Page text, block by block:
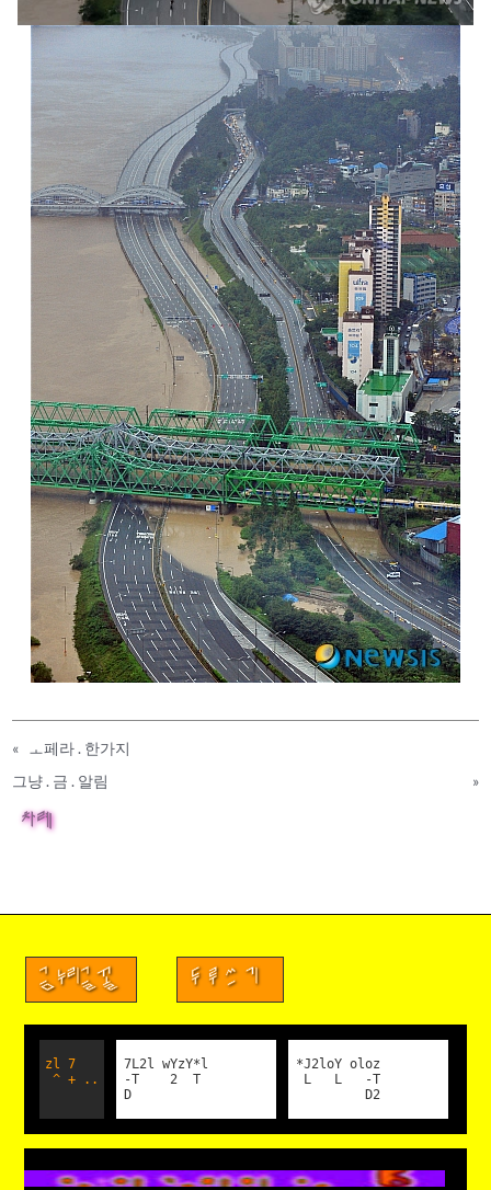
«
ㅗ페라 . 한가지
그냥 . 금 . 알림
»
차례
금누리글꼴 두루쓰기
zl 7
^ + ..
7L2l wYzY*l
-T 2 T
D
*J2loY oloz
L L -T
D2